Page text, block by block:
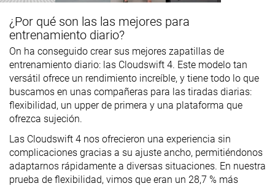
¿Por qué son las las mejores para
entrenamiento diario?
On ha conseguido crear sus mejores zapatillas de
entrenamiento diario: las Cloudswift 4. Este modelo tan
versátil ofrece un rendimiento increíble, y tiene todo lo que
buscamos en unas compañeras para las tiradas diarias:
flexibilidad, un upper de primera y una plataforma que
ofrezca sujeción.
Las Cloudswift 4 nos ofrecieron una experiencia sin
complicaciones gracias a su ajuste ancho, permitiéndonos
adaptarnos rápidamente a diversas situaciones. En nuestra
prueba de flexibilidad, vimos que eran un 28,7 % más